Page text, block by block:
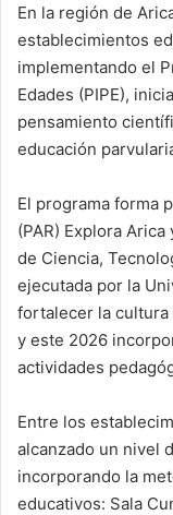
En la región de
establecimientos
implementando el
Edades (PIPE),
pensamiento
educación
El programa forma
(PAR) Explora
de Ciencia,
ejecutada por la
fortalecer la cultura
y este 2026
actividades
Entre los
alcanzado un nivel
incorporando la
educativos: Sala